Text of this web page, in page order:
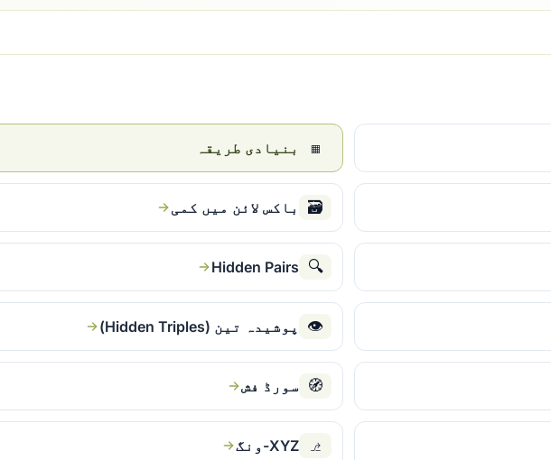
▦ بنیادی طریقہ
🗃 باکس لائن میں کمی
🔍
Hidden Pairs
👁 پوشیدہ تین (Hidden Triples)
🧭 سورڈ فش
⎇ XYZ-ونگ